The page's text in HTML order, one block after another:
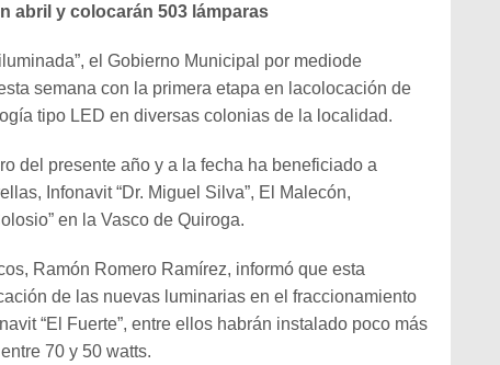
abril y colocarán 503 lámparas
el Gobierno Municipal por mediode
semana con la primera etapa en lacolocación de
tipo LED en diversas colonias de la localidad.
del presente año y a la fecha ha beneficiado a
Infonavit “Dr. Miguel Silva”, El Malecón,
en la Vasco de Quiroga.
Ramón Romero Ramírez, informó que esta
de las nuevas luminarias en el fraccionamiento
“El Fuerte”, entre ellos habrán instalado poco más
70 y 50 watts.